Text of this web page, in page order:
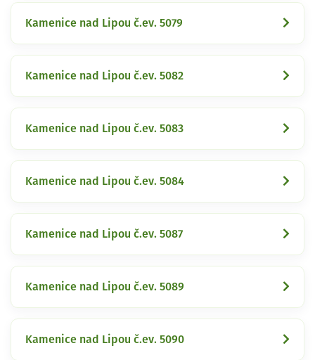
Kamenice nad Lipou č.ev. 5079
Kamenice nad Lipou č.ev. 5082
Kamenice nad Lipou č.ev. 5083
Kamenice nad Lipou č.ev. 5084
Kamenice nad Lipou č.ev. 5087
Kamenice nad Lipou č.ev. 5089
Kamenice nad Lipou č.ev. 5090